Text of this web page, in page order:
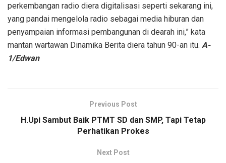
perkembangan radio diera digitalisasi seperti sekarang ini,
yang pandai mengelola radio sebagai media hiburan dan
penyampaian informasi pembangunan di dearah ini,” kata
mantan wartawan Dinamika Berita diera tahun 90-an itu. A-
1/Edwan
Previous Post
H.Upi Sambut Baik PTMT SD dan SMP, Tapi Tetap
Perhatikan Prokes
Next Post